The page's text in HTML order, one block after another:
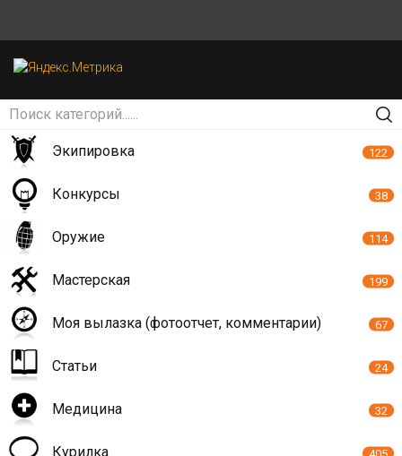
Экипировка 122
Конкурсы 38
Оружие 114
Мастерская 199
Моя вылазка (фотоотчет, комментарии) 67
Статьи 24
Медицина 32
Курилка